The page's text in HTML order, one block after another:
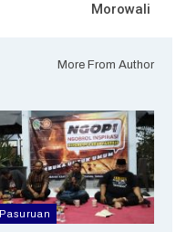
Morowali
More From Author
Pasuruan